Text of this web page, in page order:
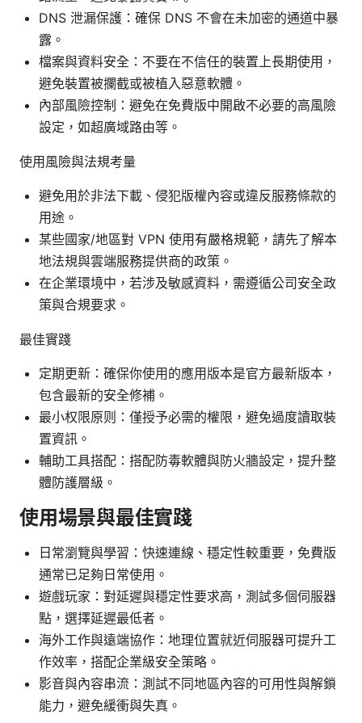
DNS 泄漏保護：確保 DNS 不會在未加密的通道中暴
露。
檔案與資料安全：不要在不信任的裝置上長期使用，
避免裝置被攔截或被植入惡意軟體。
內部風險控制：避免在免費版中開啟不必要的高風險
設定，如超廣域路由等。
使用風險與法規考量
避免用於非法下載、侵犯版權內容或違反服務條款的
用途。
某些國家/地區對 VPN 使用有嚴格規範，請先了解本
地法規與雲端服務提供商的政策。
在企業環境中，若涉及敏感資料，需遵循公司安全政
策與合規要求。
最佳實踐
定期更新：確保你使用的應用版本是官方最新版本，
包含最新的安全修補。
最小权限原则：僅授予必需的權限，避免過度讀取裝
置資訊。
輔助工具搭配：搭配防毒軟體與防火牆設定，提升整
體防護層級。
使用場景與最佳實踐
日常瀏覽與學習：快速連線、穩定性較重要，免費版
通常已足夠日常使用。
遊戲玩家：對延遲與穩定性要求高，測試多個伺服器
點，選擇延遲最低者。
海外工作與遠端協作：地理位置就近伺服器可提升工
作效率，搭配企業級安全策略。
影音與內容串流：測試不同地區內容的可用性與解鎖
能力，避免緩衝與失真。